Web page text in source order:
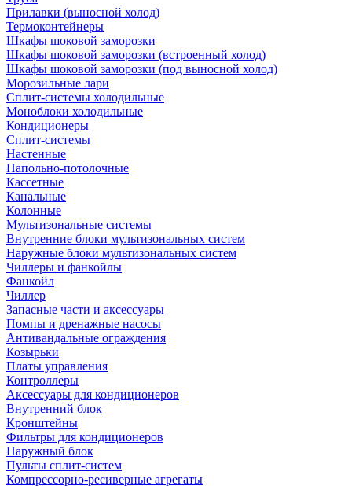
Прилавки (выносной холод)
Термоконтейнеры
Шкафы шоковой заморозки
Шкафы шоковой заморозки (встроенный холод)
Шкафы шоковой заморозки (под выносной холод)
Морозильные лари
Сплит-системы холодильные
Моноблоки холодильные
Кондиционеры
Сплит-системы
Настенные
Напольно-потолочные
Кассетные
Канальные
Колонные
Мультизональные системы
Внутренние блоки мультизональных систем
Наружные блоки мультизональных систем
Чиллеры и фанкойлы
Фанкойл
Чиллер
Запасные части и аксессуары
Помпы и дренажные насосы
Антивандальные ограждения
Козырьки
Платы управления
Контроллеры
Аксессуары для кондиционеров
Внутренний блок
Кронштейны
Фильтры для кондиционеров
Наружный блок
Пульты сплит-систем
Компрессорно-ресиверные агрегаты